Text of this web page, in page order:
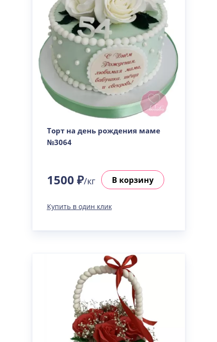
Торт на день рождения маме
№3064
1500 ₽/кг В корзину
Купить в один клик